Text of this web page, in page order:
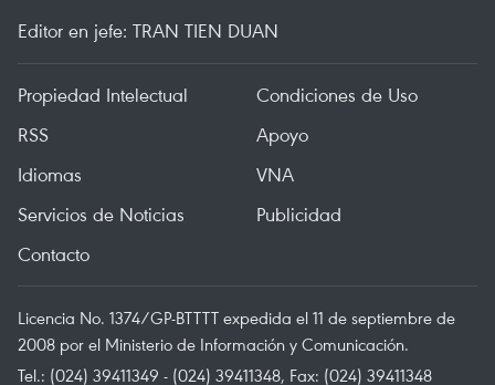
Editor en jefe: TRAN TIEN DUAN
Propiedad Intelectual
Condiciones de Uso
RSS
Apoyo
Idiomas
VNA
Servicios de Noticias
Publicidad
Contacto
Licencia No. 1374/GP-BTTTT expedida el 11 de septiembre de
2008 por el Ministerio de Información y Comunicación.
Tel.: (024) 39411349 - (024) 39411348, Fax: (024) 39411348